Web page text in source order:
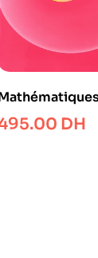
HyperboleDH